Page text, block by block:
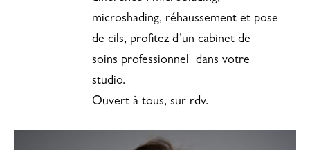
microshading, réhaussement et pose
de cils, profitez d’un cabinet de
soins professionnel dans votre
studio.
Ouvert à tous, sur rdv.